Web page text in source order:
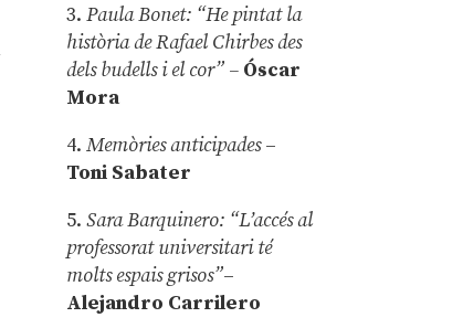
3.Paula Bonet: “He pintat la
història de Rafael Chirbes des
dels budells i el cor” – Óscar
Mora
4.Memòries anticipades–
Toni Sabater
5.Sara Barquinero: “L’accés al
professorat universitari té
molts espais grisos”–
Alejandro Carrilero